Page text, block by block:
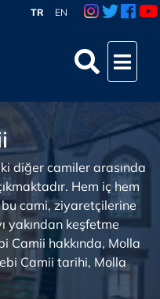
TR EN
diğer camiler arasında
Hem iç hem
bu cami, ziyaretçilerine
yakından keşfetme
Camii hakkında, Molla
Camii tarihi, Molla